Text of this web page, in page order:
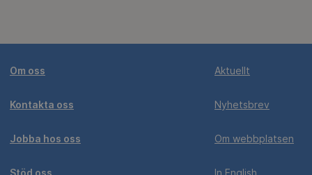
Om oss
Kontakta oss
Jobba hos oss
Stöd oss
Aktuellt
Nyhetsbrev
Om webbplatsen
In English